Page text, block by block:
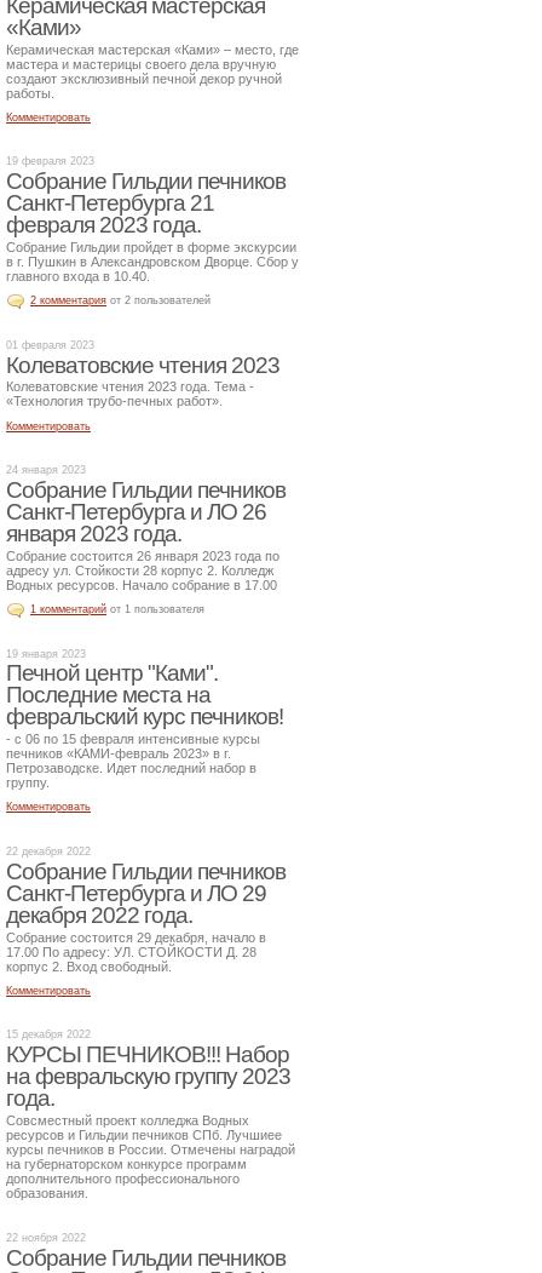
Керамическая мастерская
«Ками»
Керамическая мастерская «Ками» – место, где
мастера и мастерицы своего дела вручную
создают эксклюзивный печной декор ручной
работы.
Комментировать
19 февраля 2023
Собрание Гильдии печников
Санкт-Петербурга 21
февраля 2023 года.
Собрание Гильдии пройдет в форме экскурсии
в г. Пушкин в Александровском Дворце. Сбор у
главного входа в 10.40.
2 комментария от 2 пользователей
01 февраля 2023
Колеватовские чтения 2023
Колеватовские чтения 2023 года. Тема -
«Технология трубо-печных работ».
Комментировать
24 января 2023
Собрание Гильдии печников
Санкт-Петербурга и ЛО 26
января 2023 года.
Собрание состоится 26 января 2023 года по
адресу ул. Стойкости 28 корпус 2. Колледж
Водных ресурсов. Начало собрание в 17.00
1 комментарий от 1 пользователя
19 января 2023
Печной центр "Ками".
Последние места на
февральский курс печников!
- с 06 по 15 февраля интенсивные курсы
печников «КАМИ-февраль 2023» в г.
Петрозаводске. Идет последний набор в
группу.
Комментировать
22 декабря 2022
Собрание Гильдии печников
Санкт-Петербурга и ЛО 29
декабря 2022 года.
Собрание состоится 29 декабря, начало в
17.00 По адресу: УЛ. СТОЙКОСТИ Д. 28
корпус 2. Вход свободный.
Комментировать
15 декабря 2022
КУРСЫ ПЕЧНИКОВ!!! Набор
на февральскую группу 2023
года.
Совсместный проект колледжа Водных
ресурсов и Гильдии печников СПб. Лучшиее
курсы печников в России. Отмечены наградой
на губернаторском конкурсе программ
дополнительного профессионального
образования.
22 ноября 2022
Собрание Гильдии печников